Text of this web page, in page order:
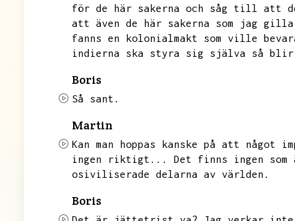
för de här sakerna och såg till att
att även de här sakerna som jag
fanns en kolonialmakt som ville
indierna ska styra sig själva så
Boris
Så sant.
Martin
Kan man hoppas kanske på att något
ingen riktigt...
Det finns ingen som
osiviliserade delarna av världen.
Boris